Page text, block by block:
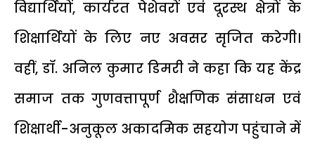
विद्यार्थियों, कार्यरत पेशेवरों एवं दूरस्थ क्षेत्रों के
शिक्षार्थियों के लिए नए अवसर सृजित करेगी।
वहीं, डॉ. अनिल कुमार डिमरी ने कहा कि यह केंद्र
समाज तक गुणवत्तापूर्ण शैक्षणिक संसाधन एवं
शिक्षार्थी-अनुकूल अकादमिक सहयोग पहुंचाने में